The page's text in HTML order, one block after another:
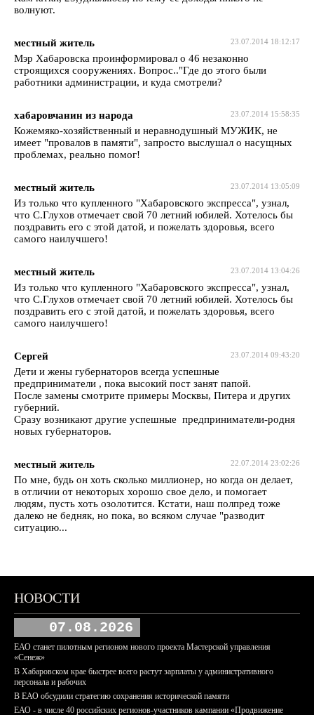
волнуют.
23.07.2014 18:12:17
местный житель
Мэр Хабаровска проинформировал о 46 незаконно
строящихся сооружениях. Вопрос.."Где до этого были
работники администрации, и куда смотрели?
23.07.2014 15:58:35
хабаровчанин из народа
Кожемяко-хозяйственный и неравнодушный МУЖИК, не
имеет "провалов в памяти", запросто выслушал о насущных
проблемах, реально помог!
23.07.2014 13:05:09
местный житель
Из только что купленного "Хабаровского экспресса", узнал,
что С.Глухов отмечает свой 70 летний юбилей. Хотелось бы
поздравить его с этой датой, и пожелать здоровья, всего
самого наилучшего!
23.07.2014 13:04:26
местный житель
Из только что купленного "Хабаровского экспресса", узнал,
что С.Глухов отмечает свой 70 летний юбилей. Хотелось бы
поздравить его с этой датой, и пожелать здоровья, всего
самого наилучшего!
23.07.2014 09:43:20
Сергей
Дети и жены губернаторов всегда успешные
предприниматели , пока высокий пост занят папой.
После замены смотрите примеры Москвы, Питера и других
губерний.
Сразу возникают другие успешные предприниматели-родня
новых губернаторов.
22.07.2014 23:02:26
местный житель
По мне, будь он хоть сколько миллионер, но когда он делает,
в отличии от некоторых хорошо свое дело, и помогает
людям, пусть хоть озолотится. Кстати, наш полпред тоже
далеко не бедняк, но пока, во всяком случае "разводит
ситуацию...
НОВОСТИ
07.08.2026
ЕАО станет пилотным регионом нового проекта Мастерской управления
«Сенеж»
В Хабаровском крае быстрее всего растут зарплаты у административного
персонала и рабочих
В ЕАО обсудили стратегию сохранения исторической памяти
ЕАО - в числе 40 российских регионов-участников кампании «Продвижение